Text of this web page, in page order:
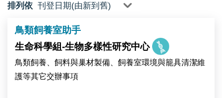
排列依
鳥類飼養室助手
生命科學組-生物多樣性研究中心
鳥類飼養、飼料與巢材製備、飼養室環境與籠具清潔維
護等其它交辦事項